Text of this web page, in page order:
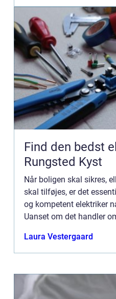
Find den bedst
Rungsted Kyst
Når boligen skal sikres,
skal tilføjes, er det
og kompetent elektriker
Uanset om det handler
Laura Vestergaard